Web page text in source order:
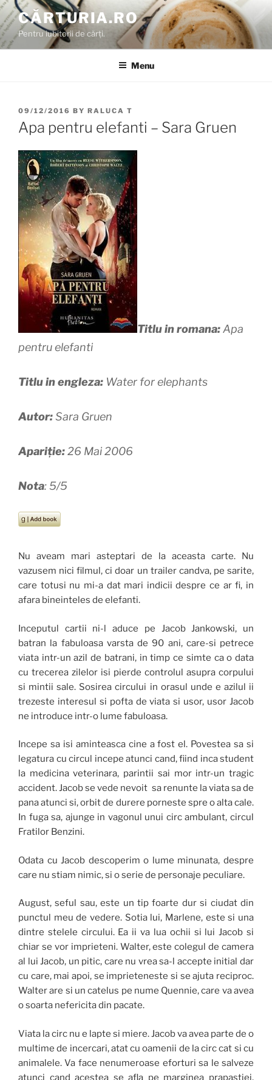
Skip
to
content
CĂRTURIA.RO
Pentru iubitorii de cărți.
Menu
POSTED
ON
09/12/2016 BY RALUCA T
Apa pentru elefanti – Sara Gruen
Titlu in romana:Apa
pentru elefanti
Titlu in engleza: Water for elephants
Autor:Sara Gruen
Apariție:26 Mai 2006
Nota: 5/5
Nu aveam mari asteptari de la aceasta carte. Nu
vazusem nici filmul, ci doar un trailer candva, pe sarite,
care totusi nu mi-a dat mari indicii despre ce ar fi, in
afara bineinteles de elefanti.
Inceputul cartii ni-l aduce pe Jacob Jankowski, un
batran la fabuloasa varsta de 90 ani, care-si petrece
viata intr-un azil de batrani, in timp ce simte ca o data
cu trecerea zilelor isi pierde controlul asupra corpului
si mintii sale. Sosirea circului in orasul unde e azilul ii
trezeste interesul si pofta de viata si usor, usor Jacob
ne introduce intr-o lume fabuloasa.
Incepe sa isi aminteasca cine a fost el. Povestea sa si
legatura cu circul incepe atunci cand, fiind inca student
la medicina veterinara, parintii sai mor intr-un tragic
accident. Jacob se vede nevoit sa renunte la viata sa de
pana atunci si, orbit de durere porneste spre o alta cale.
In fuga sa, ajunge in vagonul unui circ ambulant, circul
Fratilor Benzini.
Odata cu Jacob descoperim o lume minunata, despre
care nu stiam nimic, si o serie de personaje peculiare.
August, seful sau, este un tip foarte dur si ciudat din
punctul meu de vedere. Sotia lui, Marlene, este si una
dintre stelele circului. Ea ii va lua ochii si lui Jacob si
chiar se vor imprieteni. Walter, este colegul de camera
al lui Jacob, un pitic, care nu vrea sa-l accepte initial dar
cu care, mai apoi, se imprieteneste si se ajuta reciproc.
Walter are si un catelus pe nume Quennie, care va avea
o soarta nefericita din pacate.
Viata la circ nu e lapte si miere. Jacob va avea parte de o
multime de incercari, atat cu oamenii de la circ cat si cu
animalele. Va face nenumeroase eforturi sa le salveze
atunci cand acestea se afla pe marginea prapastiei,